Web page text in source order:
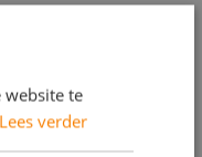
website te
Lees verder